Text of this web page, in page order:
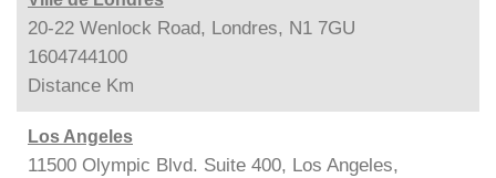
20-22 Wenlock Road, Londres, N1 7GU
1604744100
Distance Km
Los Angeles
11500 Olympic Blvd. Suite 400, Los Angeles,